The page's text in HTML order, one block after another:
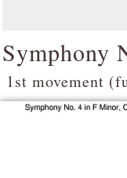
Symphony
1st movement